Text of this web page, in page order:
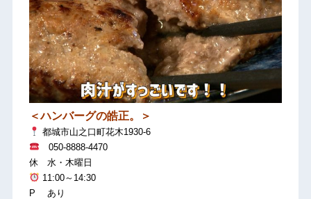
＜ハンバーグの皓正。＞
都城市山之口町花木1930-6
050-8888-4470
休 水・木曜日
11:00～14:30
P あり